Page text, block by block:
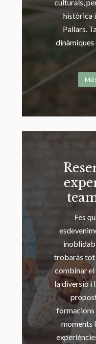
culturals,
històrica
Pallars.
dinàmiques
Fes
trobaràs tot
combinar
la diversió i
formacions
moments